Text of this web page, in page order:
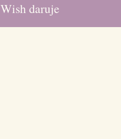
Wish daruje